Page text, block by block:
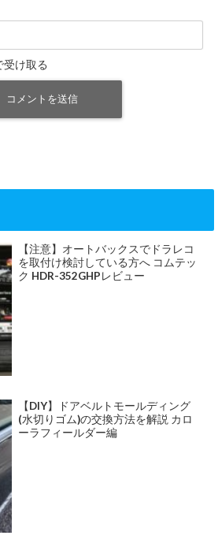
受け取る
【注意】オートバックスでドラレコ
を取付け検討している方へ コムテッ
ク HDR-352GHPレビュー
【DIY】ドアベルトモールディング
(水切りゴム)の交換方法を解説 カロ
ーラフィールダー編